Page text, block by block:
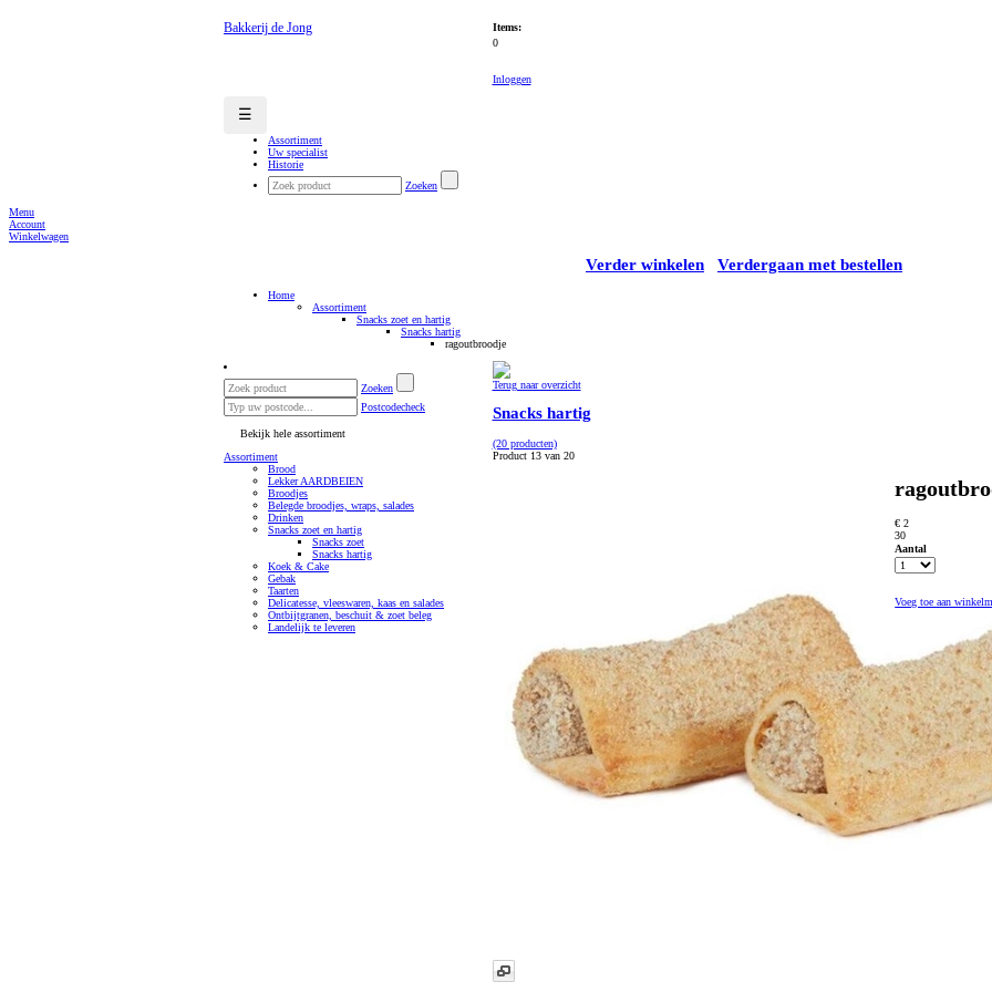
Bakkerij de Jong
Items:
0
Inloggen
☰
Assortiment
Uw specialist
Historie
Zoeken
Menu
Account
Winkelwagen
Verder winkelen Verdergaan met bestellen
Home
Assortiment
Snacks zoet en hartig
Snacks hartig
ragoutbroodje
Zoeken
Postcodecheck
Bekijk hele assortiment
Assortiment
Brood
Lekker AARDBEIEN
Broodjes
Belegde broodjes, wraps, salades
Drinken
Snacks zoet en hartig
Snacks zoet
Snacks hartig
Koek & Cake
Gebak
Taarten
Delicatesse, vleeswaren, kaas en salades
Ontbijtgranen, beschuit & zoet beleg
Landelijk te leveren
Terug naar overzicht
Snacks hartig
(20 producten)
Product 13 van 20
€ 2
30
Aantal
Voeg toe aan